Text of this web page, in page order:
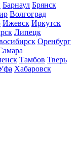
Барнаул Брянск
Волгоград
Ижевск Иркутск
Липецк
Оренбург
Тамбов Тверь
Хабаровск